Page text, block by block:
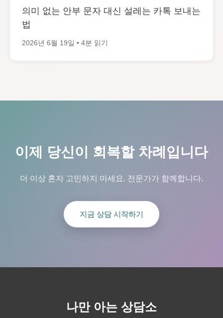
의미 없는 안부 문자 대신 설레는 카톡 보내는
법
2026년 6월 19일 • 4분 읽기
이제 당신이 회복할 차례입니다
더 이상 혼자 고민하지 마세요. 전문가가 함께합니다.
지금 상담 시작하기
나만 아는 상담소